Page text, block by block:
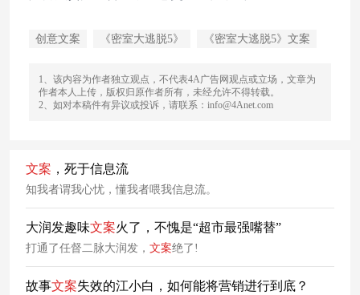
创意文案 《密室大逃脱5》 《密室大逃脱5》文案
1、该内容为作者独立观点，不代表4A广告网观点或立场，文章为
作者本人上传，版权归原作者所有，未经允许不得转载。
2、如对本稿件有异议或投诉，请联系：info@4Anet.com
文案 ，死于信息流
知我者谓我心忧，懂我者喂我信息流。
大润发趣味文案火了，不愧是“超市最强嘴替”
打通了任督二脉大润发， 文案绝了!
故事文案失效的江小白，如何能将营销进行到底？